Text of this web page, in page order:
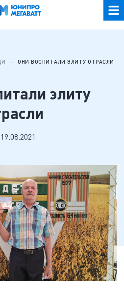
ОНИ ВОСПИТАЛИ ЭЛИТУ ОТРАСЛИ
элиту
19.08.2021